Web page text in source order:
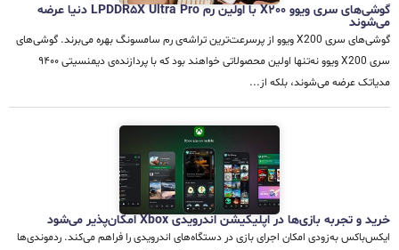
گوشی‌های سری ویوو X200 با اولین رم LPDDR5X Ultra Pro دنیا عرضه
می‌شوند
گوشی‌های سری X200 ویوو از پرسرعت‌ترین تراشه‌ی رم سامسونگ بهره می‌برند. گوشی‌های
سری X200 ویوو نه‌تنها اولین محصولاتی خواهند بود که با پردازنده‌ی دیمنسیتی ۹۴۰۰
مدیاتک عرضه می‌شوند، بلکه از...
خرید و تجربه بازی‌ها در اپلیکیشن اندرویدی Xbox امکان‌پذیر می‌شود
ایکس‌باکس به‌زودی امکان اجرای بازی‌ در دستگاه‌های اندرویدی را فراهم می‌کند. ردموندی‌ها